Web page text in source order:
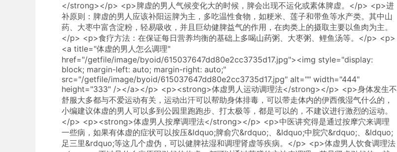
</strong></p> <p>脾虚的男人气候变化大的时候，脾会出现不运化或素体脾虚。</p> <p>进
补原则：脾虚的男人应该补阳运脾为主，多吃温性食物，如粳米、莲子和带鱼等水产类。其中山
药、大枣中富含淀粉，轻易吸收，并且巨幼健脾益气的作用，在肉类上的摄取主要以鱼肉为主。
</p> <p>食疗方法：在保证每日营养均衡的基础上多喝山药粥、大枣粥、鲤鱼汤等。</p> <p>
<a title="体虚的男人怎么调理"
href="/getfile/image/byoid/615037647dd80e2cc3735d17.jpg"><img style="display:
block; margin-left: auto; margin-right: auto;"
src="/getfile/image/byoid/615037647dd80e2cc3735d17.jpg" alt="" width="444"
height="333" /></a></p> <p><strong>体虚男人运动调理法</strong></p> <p>身体发生不
舒服大多都与不爱运动有关，运动出汗可以帮助身体排毒，可以带走体内的伊西俄湿气什么的，
小编建议体虚的男人可以多到公园里跑跑步、打太极等，都是可以的，不建议进行激烈的运动。
</p> <p><strong>体虚男人按摩调理法</strong></p> <p>中医讲究得是通过按摩穴来调理
一些病，如果有体虚的症状可以按压&ldquo;脾俞穴&rdquo;、&ldquo;中脘穴&rdquo;、&ldquo;
足三里&rdquo;等这几个虚伪，可以健脾祛湿和调理肾虚等疾病。</p> <p>体虚男人饮食调理法